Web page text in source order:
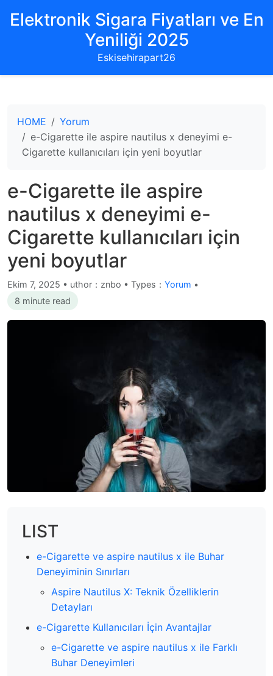
Elektronik Sigara Fiyatları ve En
Yeniliği 2025
Eskisehirapart26
HOME
Yorum
e-Cigarette ile aspire nautilus x deneyimi e-
Cigarette kullanıcıları için yeni boyutlar
e-Cigarette ile aspire
nautilus x deneyimi e-
Cigarette kullanıcıları için
yeni boyutlar
Ekim 7, 2025 • uthor：znbo • Types： Yorum •
8 minute read
LIST
e-Cigarette ve aspire nautilus x ile Buhar
Deneyiminin Sınırları
Aspire Nautilus X: Teknik Özelliklerin
Detayları
e-Cigarette Kullanıcıları İçin Avantajlar
e-Cigarette ve aspire nautilus x ile Farklı
Buhar Deneyimleri